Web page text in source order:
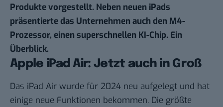
Produkte vorgestellt. Neben neuen iPads
präsentierte das Unternehmen auch den M4-
Prozessor, einen superschnellen KI-Chip. Ein
Überblick.
Apple iPad Air: Jetzt auch in Groß
Das iPad Air wurde für 2024 neu aufgelegt und hat
einige neue Funktionen bekommen. Die größte